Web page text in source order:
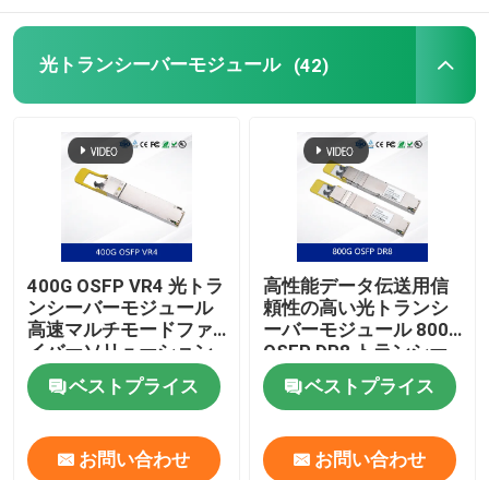
エクストリームネットワークライセンス
騒ぎの無線接点
騒ぎのネットワーク スイッチ
アルーバワイヤレスAP
アルバ スイッチ
シスコスイッチ
光トランシーバーモジュール (42)
400G OSFP VR4 光トラ
ンシーバーモジュール
高速マルチモードファ
イバーソリューション
ベストプライス
お問い合わせ
高性能データ伝送用信
頼性の高い光トランシ
ーバーモジュール 800G
OSFP DR8 トランシー
バー
ベストプライス
お問い合わせ